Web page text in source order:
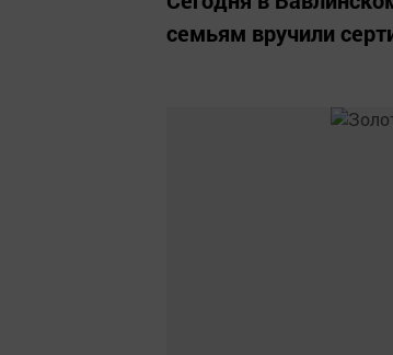
семьям вручили